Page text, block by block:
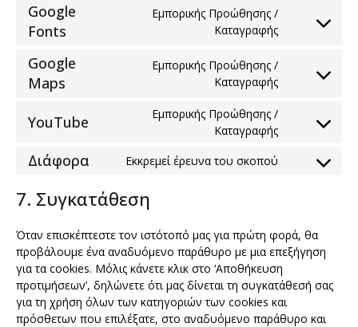
google-
Google
Fonts
Εμπορικής Προώθησης /
Καταγραφής
Consent
google-
Google
Maps
Εμπορικής Προώθησης /
Καταγραφής
Consent
google-
YouTube
Εμπορικής Προώθησης /
Καταγραφής
Consent
service
Διάφορα Εκκρεμεί έρευνα του σκοπού
Consent
7. Συγκατάθεση
Όταν επισκέπτεστε τον ιστότοπό μας για πρώτη φορά, θα
προβάλουμε ένα αναδυόμενο παράθυρο με μια επεξήγηση
για τα cookies. Μόλις κάνετε κλικ στο ‘Αποθήκευση
προτιμήσεων’, δηλώνετε ότι μας δίνεται τη συγκατάθεσή σας
για τη χρήση όλων των κατηγοριών των cookies και
πρόσθετων που επιλέξατε, στο αναδυόμενο παράθυρο και